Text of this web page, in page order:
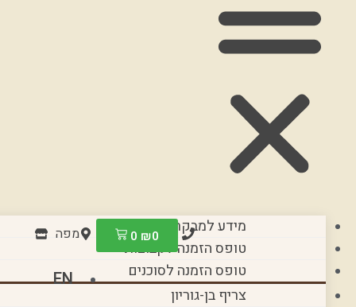
מידע למבקרים עצמאים
טופס הזמנה לקבוצות
טופס הזמנה לסוכנים
צריף בן-גוריון
₪0
0 מפה
EN